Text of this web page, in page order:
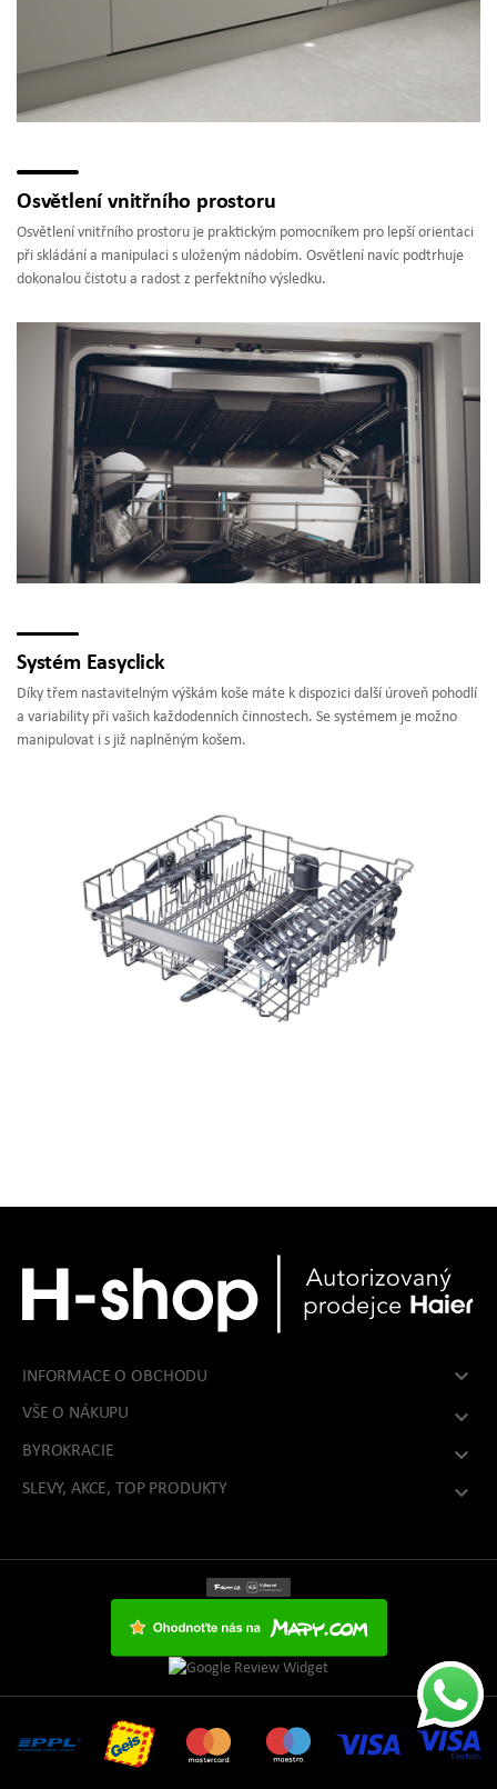
Osvětlení vnitřního prostoru
Osvětlení vnitřního prostoru je praktickým pomocníkem pro lepší orientaci
při skládání a manipulaci s uloženým nádobím. Osvětlení navíc podtrhuje
dokonalou čistotu a radost z perfektního výsledku.
Systém Easyclick
Díky třem nastavitelným výškám koše máte k dispozici další úroveň pohodlí
a variability při vašich každodenních činnostech. Se systémem je možno
manipulovat i s již naplněným košem.
INFORMACE O OBCHODU 
VŠE O NÁKUPU 
BYROKRACIE 
SLEVY, AKCE, TOP PRODUKTY 